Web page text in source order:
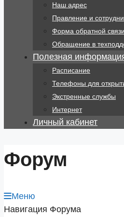
Наш адрес
Правление и
Форма обратной связи
Обращение в
Полезная
Расписание
Телефоны для
Экстренные службы
Интернет
Личный кабинет
Форум
Меню
Навигация Форума